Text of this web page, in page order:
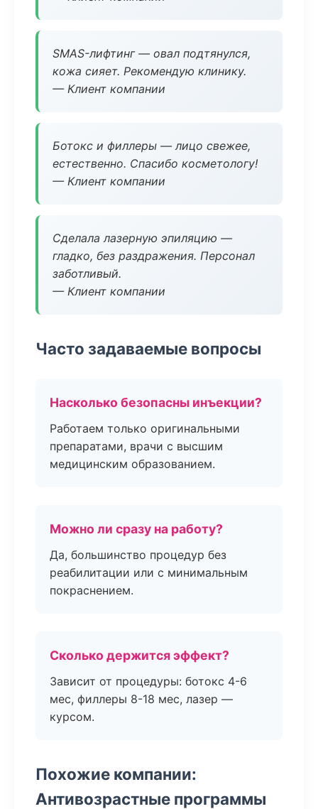
SMAS-лифтинг — овал подтянулся,
кожа сияет. Рекомендую клинику.
— Клиент компании
Ботокс и филлеры — лицо свежее,
естественно. Спасибо косметологу!
— Клиент компании
Сделала лазерную эпиляцию —
гладко, без раздражения. Персонал
заботливый.
— Клиент компании
Часто задаваемые вопросы
Насколько безопасны инъекции?
Работаем только оригинальными
препаратами, врачи с высшим
медицинским образованием.
Можно ли сразу на работу?
Да, большинство процедур без
реабилитации или с минимальным
покраснением.
Сколько держится эффект?
Зависит от процедуры: ботокс 4-6
мес, филлеры 8-18 мес, лазер —
курсом.
Похожие компании:
Антивозрастные программы